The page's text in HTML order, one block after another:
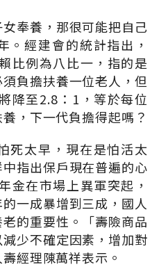
奉養，那很可能把自己
。經建會的統計指出，
比例為八比一，指的是
負擔扶養一位老人，但
降至2.8：1，等於每位
，下一代負擔得起嗎？
死太早，現在是怕活太
指出保戶現在普遍的心
金在市場上異軍突起，
一成暴增到三成，國人
的重要性。「壽險商品
少不確定因素，增加對
經理陳萬祥表示。